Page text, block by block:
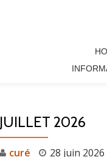
JUILLET 2026
curé 28 juin 2026